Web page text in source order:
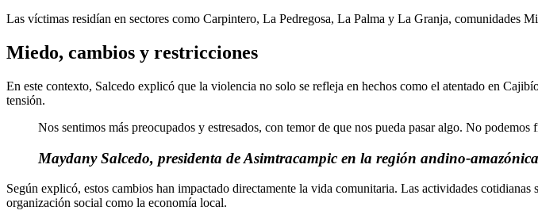
Las víctimas residían en sectores como Carpintero, La Pedregosa, La Palma y La Granja, comunidades
Miedo, cambios y restricciones
En este contexto, Salcedo explicó que la violencia no solo se refleja en hechos como el atentado en
tensión.
Nos sentimos más preocupados y estresados, con temor de que nos pueda pasar algo. No
Maydany Salcedo, presidenta de Asimtracampic en la región andino-amazónica
Según explicó, estos cambios han impactado directamente la vida comunitaria. Las actividades
organización social como la economía local.